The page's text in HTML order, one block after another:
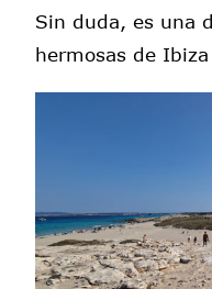
Sin duda, es una
hermosas de